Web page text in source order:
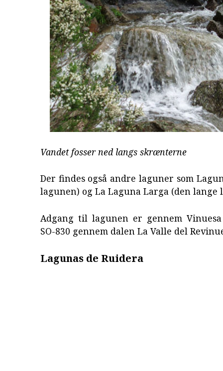
Vandet fosser ned langs skrænterne
Der findes også andre laguner som
lagunen) og La Laguna Larga (den lange
Adgang til lagunen er gennem
SO-830 gennem dalen La Valle del
Lagunas de Ruidera